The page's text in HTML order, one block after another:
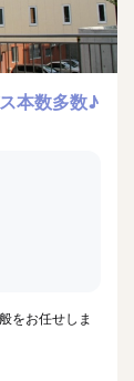
本数多数♪
をお任せしま